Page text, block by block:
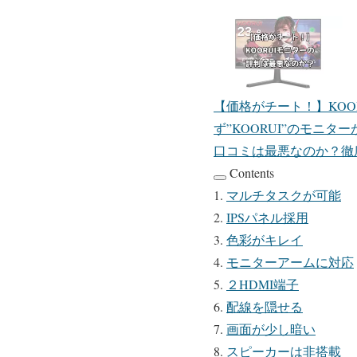
【価格がチート！】
ず”KOORUI”のモニタ
口コミは最悪なのか？
Contents
マルチタスクが可能
IPSパネル採用
色彩がキレイ
モニターアームに対応
２HDMI端子
配線を隠せる
画面が少し暗い
スピーカーは非搭載